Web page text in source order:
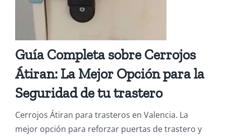
Guía Completa sobre Cerrojos
Átiran: La Mejor Opción para la
Seguridad de tu trastero
Cerrojos Átiran para trasteros en Valencia. La
mejor opción para reforzar puertas de trastero y